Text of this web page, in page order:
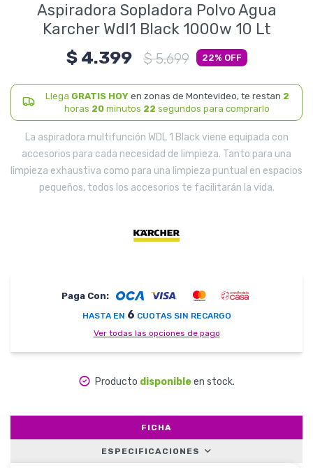
Aspiradora Sopladora Polvo Agua
Karcher Wdl1 Black 1000w 10 Lt
$ 4.399 $ 5.699 22
Llega GRATIS HOYen zonas de Montevideo, te restan 2
horas 20 minutos 22 segundos para comprarlo
La aspiradora multifunción WDL 1 Black viene equipada con
accesorios para cada necesidad de limpieza. Tanto para una
limpieza exhaustiva como para una limpieza puntual en espacios
pequeños, todos los accesorios te facilitarán la vida.
Paga Con:
HASTA EN 6 CUOTAS SIN RECARGO
Ver todas las opciones de pago
Producto disponibleen stock.
FICHA
ESPECIFICACIONES
Hogar y Jardín
Deportes y Tiempo Libre
Bebés y Niños
Ropa y Accesorios